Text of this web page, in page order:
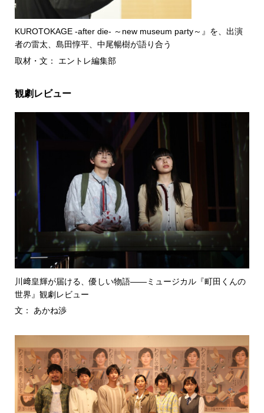
KUROTOKAGE -after die- ～new museum party～』を、出演
者の雷太、島田惇平、中尾暢樹が語り合う
取材・文： エントレ編集部
観劇レビュー
川﨑皇輝が届ける、優しい物語――ミュージカル『町田くんの
世界』観劇レビュー
文： あかね渉